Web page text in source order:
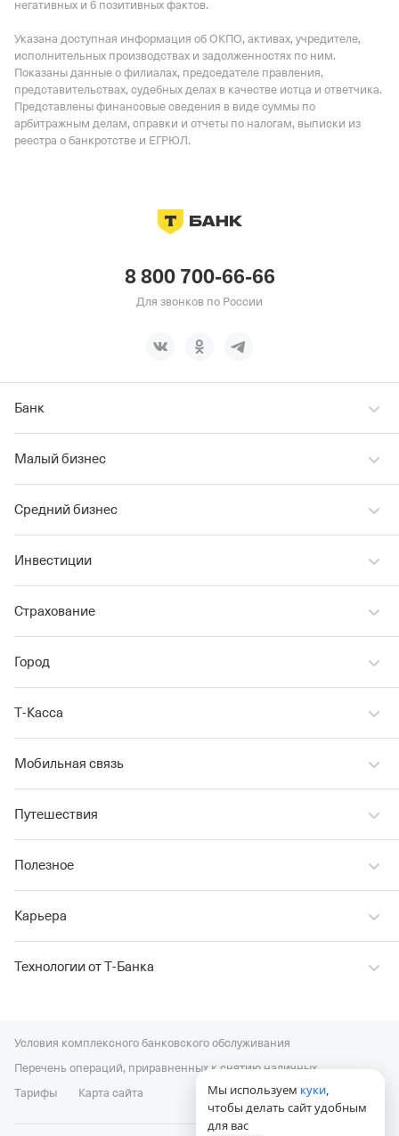
негативных и 6 позитивных фактов.
Указана доступная информация об ОКПО, активах, учредителе,
исполнительных производствах и задолженностях по ним.
Показаны данные о филиалах, председателе правления,
представительствах, судебных делах в качестве истца и ответчика.
Представлены финансовые сведения в виде суммы по
арбитражным делам, справки и отчеты по налогам, выписки из
реестра о банкротстве и ЕГРЮЛ.
8 800 700-66-66
Для звонков по России
Банк
Малый бизнес
Средний бизнес
Инвестиции
Страхование
Город
Т‑Касса
Мобильная связь
Путешествия
Полезное
Карьера
Технологии от Т‑Банка
Условия комплексного банковского обслуживания
Перечень операций, приравненных к снятию наличных
Тарифы
Карта сайта Мы используем куки,
чтобы делать сайт удобным
для вас